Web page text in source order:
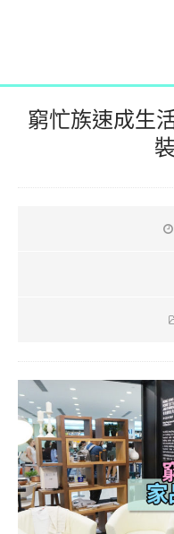
窮忙族速成生